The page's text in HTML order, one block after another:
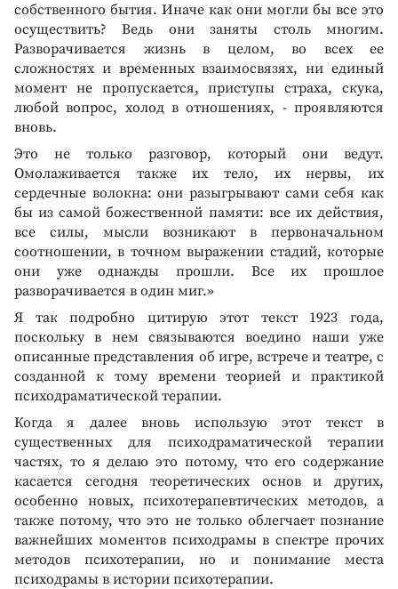
собственного бытия. Иначе как они могли бы все это
осуществить? Ведь они заняты столь многим.
Разворачивается жизнь в целом, во всех ее
сложностях и временных взаимосвязях, ни единый
момент не пропускается, приступы страха, скука,
любой вопрос, холод в отношениях, - проявляются
вновь.
Это не только разговор, который они ведут.
Омолаживается также их тело, их нервы, их
сердечные волокна: они разыгрывают сами себя как
бы из самой божественной памяти: все их действия,
все силы, мысли возникают в первоначальном
соотношении, в точном выражении стадий, которые
они уже однажды прошли. Все их прошлое
разворачивается в один миг.»
Я так подробно цитирую этот текст 1923 года,
поскольку в нем связываются воедино наши уже
описанные представления об игре, встрече и театре, с
созданной к тому времени теорией и практикой
психодраматической терапии.
Когда я далее вновь использую этот текст в
существенных для психодраматической терапии
частях, то я делаю это потому, что его содержание
касается сегодня теоретических основ и других,
особенно новых, психотерапевтических методов, а
также потому, что это не только облегчает познание
важнейших моментов психодрамы в спектре прочих
методов психотерапии, но и понимание места
психодрамы в истории психотерапии.